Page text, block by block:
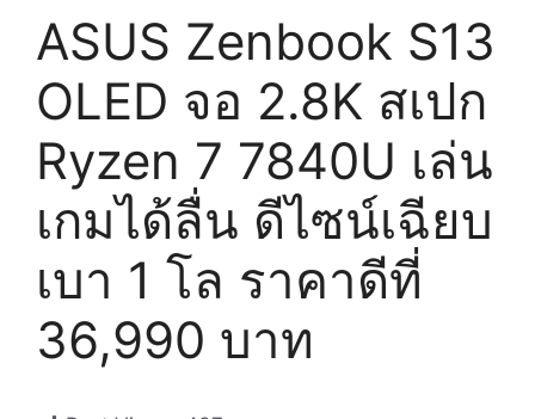
ASUS Zenbook S13
OLED จอ 2.8K สเปก
Ryzen 7 7840U เล่น
เกมได้ลื่น ดีไซน์เฉียบ
เบา 1 โล ราคาดีที่
36,990 บาท